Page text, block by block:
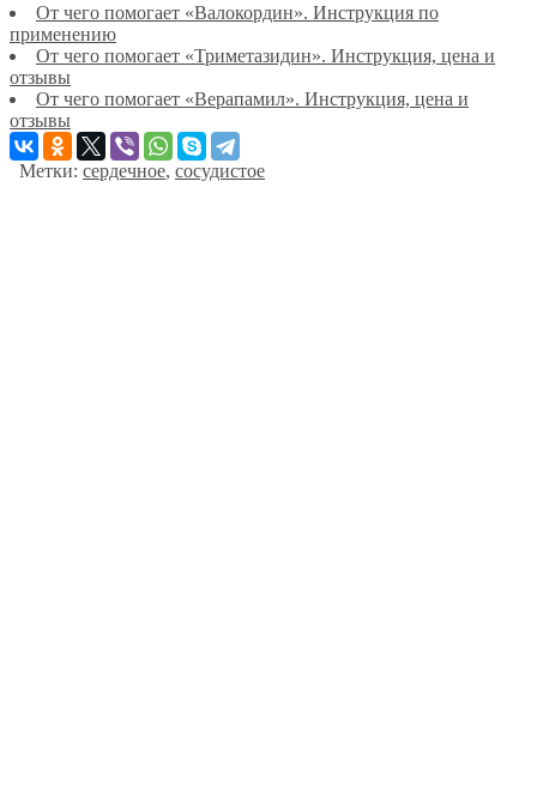
От чего помогает «Валокордин». Инструкция по
применению
От чего помогает «Триметазидин». Инструкция, цена и
отзывы
От чего помогает «Верапамил». Инструкция, цена и
отзывы
Метки: сердечное, сосудистое